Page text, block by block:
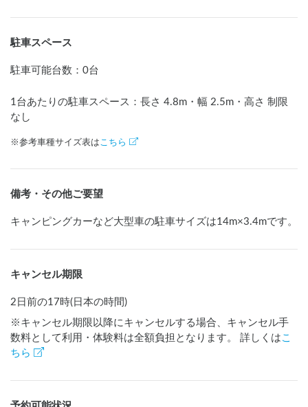
駐車スペース
駐車可能台数 ： 0台
1台あたりの駐車スペース：長さ 4.8m ・幅 2.5m ・高さ 制限
なし
※参考車種サイズ表は こちら
備考・その他ご要望
キャンピングカーなど大型車の駐車サイズは14m×3.4mです。
キャンセル期限
2日前の17時(日本の時間)
※キャンセル期限以降にキャンセルする場合、キャンセル手
数料として利用・体験料は全額負担となります。 詳しくは こ
ちら